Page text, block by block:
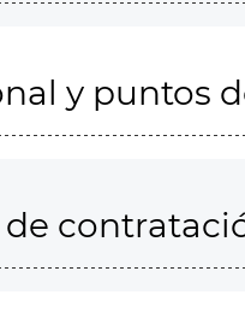
y puntos
de